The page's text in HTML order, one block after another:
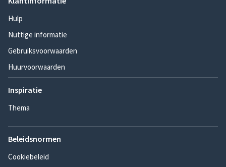
Hulp
Nuttige informatie
Gebruiksvoorwaarden
Huurvoorwaarden
Inspiratie
Thema
Beleidsnormen
Cookiebeleid